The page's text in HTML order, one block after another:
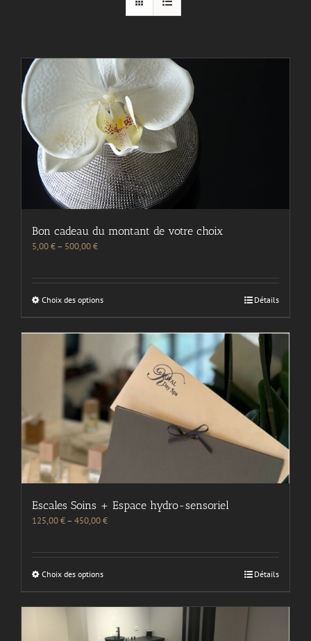
Bon cadeau du montant de votre choix
5,00€– 500,00€
Choix des options Détails
Escales Soins + Espace hydro-sensoriel
125,00€– 450,00€
Choix des options Détails